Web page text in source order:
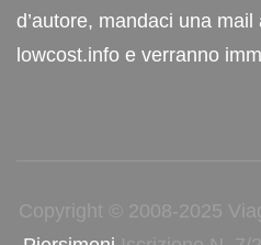
d’autore, mandaci una
lowcost.info e verranno
Copyright © 2008-2025